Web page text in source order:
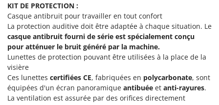
KIT DE PROTECTION :
Casque antibruit pour travailler en tout confort
La protection auditive doit être adaptée à chaque situation. Le
casque antibruit fourni de série est spécialement conçu
pour atténuer le bruit généré par la machine.
Lunettes de protection pouvant être utilisées à la place de la
visière
Ces lunettes certifiées CE, fabriquées en polycarbonate, sont
équipées d'un écran panoramique antibuée et anti-rayures.
La ventilation est assurée par des orifices directement